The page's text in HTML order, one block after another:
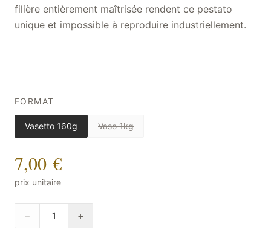
filière entièrement maîtrisée rendent ce pestato
unique et impossible à reproduire industriellement.
FORMAT
Vasetto 160g Vaso 1kg
7,00 €
prix unitaire
− 1 +